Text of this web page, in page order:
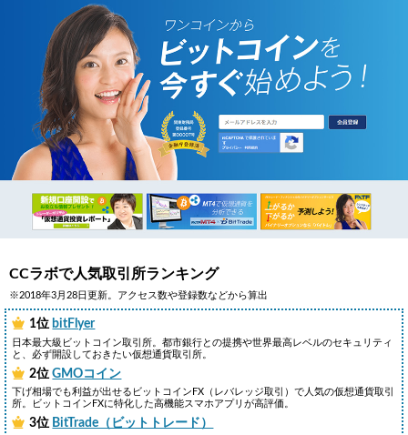
CCラボで人気取引所ランキング
※2018年3月28日更新。アクセス数や登録数などから算出
1位 bitFlyer
日本最大級ビットコイン取引所。都市銀行との提携や世界最高レベルのセキュリティ
と、必ず開設しておきたい仮想通貨取引所。
2位GMOコイン
下げ相場でも利益が出せるビットコインFX（レバレッジ取引）で人気の仮想通貨取引
所。ビットコインFXに特化した高機能スマホアプリが高評価。
3位 BitTrade（ビットトレード）